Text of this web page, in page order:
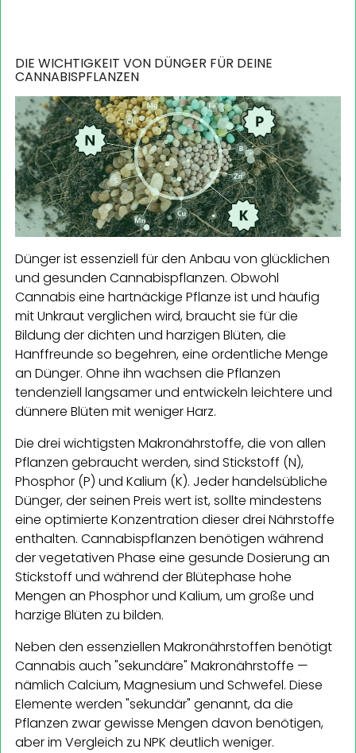
DIE WICHTIGKEIT VON DÜNGER FÜR DEINE
CANNABISPFLANZEN
Dünger ist essenziell für den Anbau von glücklichen
und gesunden Cannabispflanzen. Obwohl
Cannabis eine hartnäckige Pflanze ist und häufig
mit Unkraut verglichen wird, braucht sie für die
Bildung der dichten und harzigen Blüten, die
Hanffreunde so begehren, eine ordentliche Menge
an Dünger. Ohne ihn wachsen die Pflanzen
tendenziell langsamer und entwickeln leichtere und
dünnere Blüten mit weniger Harz.
Die drei wichtigsten Makronährstoffe, die von allen
Pflanzen gebraucht werden, sind Stickstoff (N),
Phosphor (P) und Kalium (K). Jeder handelsübliche
Dünger, der seinen Preis wert ist, sollte mindestens
eine optimierte Konzentration dieser drei Nährstoffe
enthalten. Cannabispflanzen benötigen während
der vegetativen Phase eine gesunde Dosierung an
Stickstoff und während der Blütephase hohe
Mengen an Phosphor und Kalium, um große und
harzige Blüten zu bilden.
Neben den essenziellen Makronährstoffen benötigt
Cannabis auch "sekundäre" Makronährstoffe —
nämlich Calcium, Magnesium und Schwefel. Diese
Elemente werden "sekundär" genannt, da die
Pflanzen zwar gewisse Mengen davon benötigen,
aber im Vergleich zu NPK deutlich weniger.